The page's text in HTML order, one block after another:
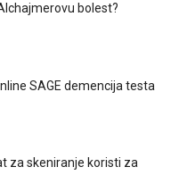
bolest?
SAGE demencija testa
za skeniranje koristi za